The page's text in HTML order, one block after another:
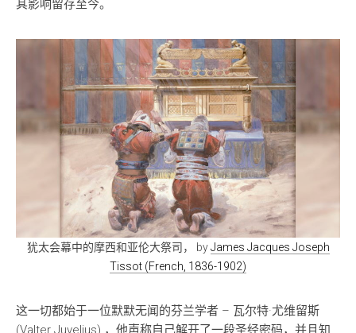
其影响留存至今。
犹太会幕中的摩西和亚伦大祭司， byJames Jacques Joseph
Tissot (French, 1836-1902)
这一切都始于一位默默无闻的芬兰学者 – 瓦尔特·尤维留斯
(Valter Juvelius) ，他声称自己解开了一段圣经密码，并且知